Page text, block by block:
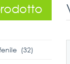
(32)